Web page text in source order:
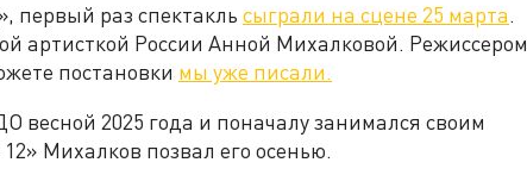
первый раз спектакль сыграли на сцене 25 марта.
артисткой России Анной Михалковой. Режиссером
постановки мы уже писали.
весной 2025 года и поначалу занимался своим
Михалков позвал его осенью.